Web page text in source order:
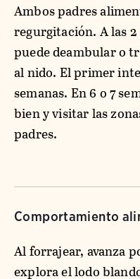
Ambos padres
regurgitación. A las 2
puede deambular o
al nido. El primer
semanas. En 6 o 7
bien y visitar las
padres.
Comportamiento
Al forrajear, avanza
explora el lodo